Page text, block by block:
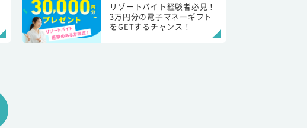
リゾートバイト経験者必見！
3万円分の電子マネーギフト
をGETするチャンス！